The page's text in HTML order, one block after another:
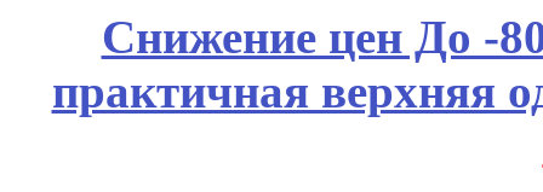
Снижение цен До -
практичная верхняя